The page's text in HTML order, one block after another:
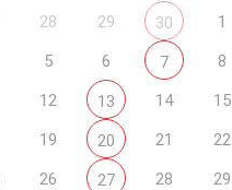
28 29 30 1
5 6 7 8
12 13 14 15
19 20 21 22
26 27 28 29